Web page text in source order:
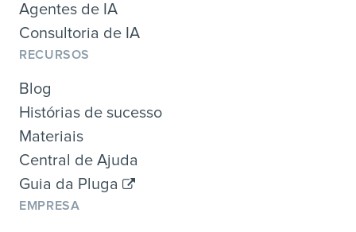
Agentes de IA
Consultoria de IA
RECURSOS
Blog
Histórias de sucesso
Materiais
Central de Ajuda
Guia da Pluga
EMPRESA